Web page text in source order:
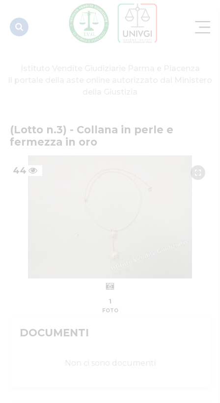
(Lotto n.3) - Collana in perle e
fermezza in oro
44
1
FOTO
DOCUMENTI
Non ci sono documenti